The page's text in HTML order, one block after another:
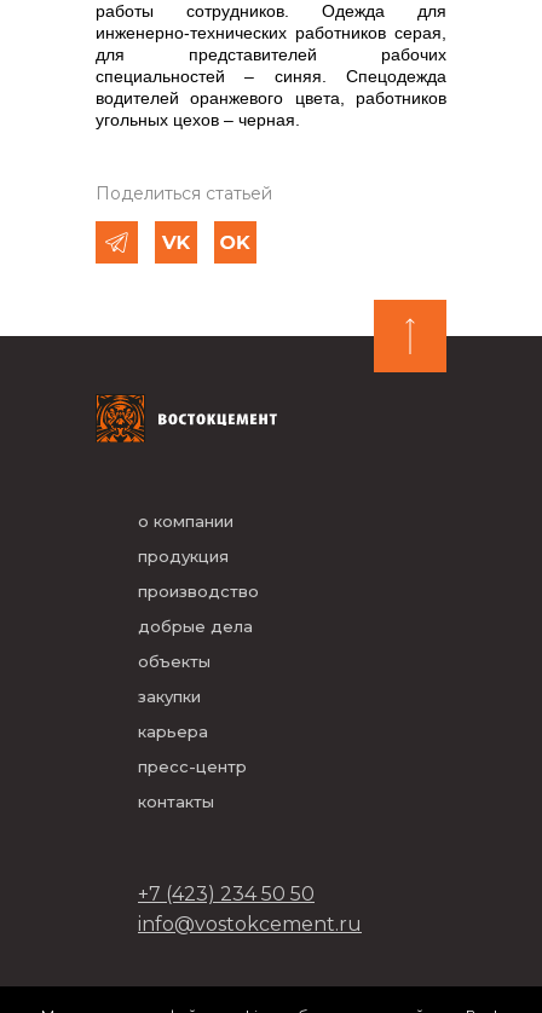
работы сотрудников. Одежда для
инженерно-технических работников серая,
для представителей рабочих
специальностей – синяя. Спецодежда
водителей оранжевого цвета, работников
угольных цехов – черная.
Поделиться статьей
о компании
продукция
производство
добрые дела
объекты
закупки
карьера
пресс-центр
контакты
+7 (423) 234 50 50
info@vostokcement.ru